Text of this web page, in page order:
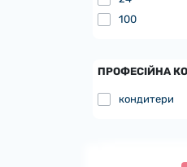
100
ПРОФЕСІЙНА
кондитери